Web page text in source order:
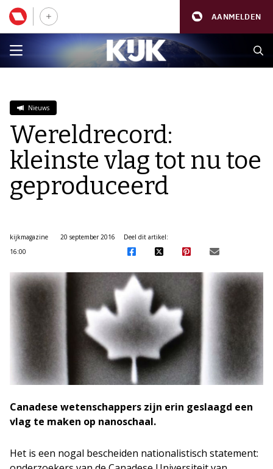
AANMELDEN
Nieuws
Wereldrecord:
kleinste vlag tot nu toe
geproduceerd
kijkmagazine
20 september 2016
16:00
Deel dit artikel:
Canadese wetenschappers zijn erin geslaagd een
vlag te maken op nanoschaal.
Het is een nogal bescheiden nationalistisch statement: